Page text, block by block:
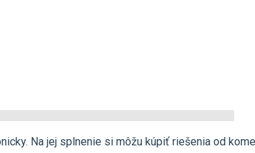
Na jej splnenie si môžu kúpiť riešenia od